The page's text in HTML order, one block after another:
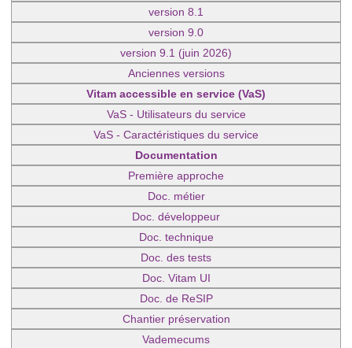
version 8.1
version 9.0
version 9.1 (juin 2026)
Anciennes versions
Vitam accessible en service (VaS)
VaS - Utilisateurs du service
VaS - Caractéristiques du service
Documentation
Première approche
Doc. métier
Doc. développeur
Doc. technique
Doc. des tests
Doc. Vitam UI
Doc. de ReSIP
Chantier préservation
Vademecums